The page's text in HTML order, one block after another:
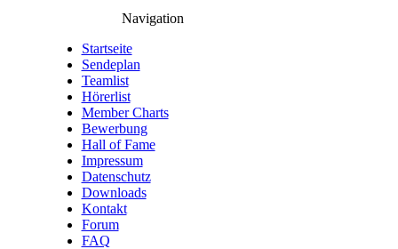
Navigation
Startseite
Sendeplan
Teamlist
Hörerlist
Member Charts
Bewerbung
Hall of Fame
Impressum
Datenschutz
Downloads
Kontakt
Forum
FAQ